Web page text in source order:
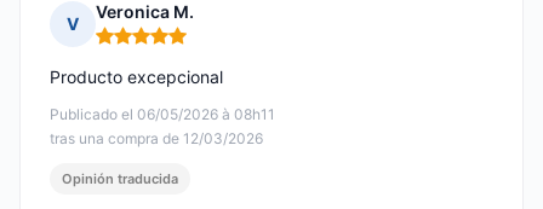
V
Veronica M.
Nota: 5 de 5
Publicado el 06/05/2026 à 08h11
tras una compra de 12/03/2026
Producto excepcional
Opinión traducida